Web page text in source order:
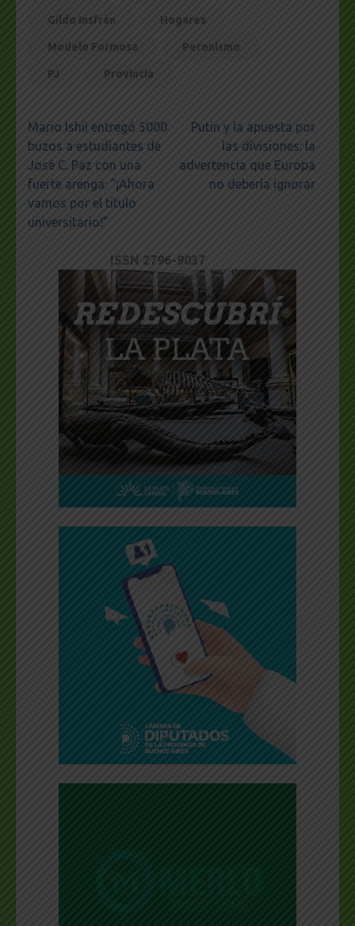
Gildo Insfrán Hogares
Modelo Formosa Peronismo
PJ Provincia
Navegación
de
entradas
Mario Ishii entregó 5000
buzos a estudiantes de
José C. Paz con una
fuerte arenga: “¡Ahora
vamos por el título
universitario!”
Putin y la apuesta por
las divisiones: la
advertencia que Europa
no debería ignorar
ISSN 2796-9037